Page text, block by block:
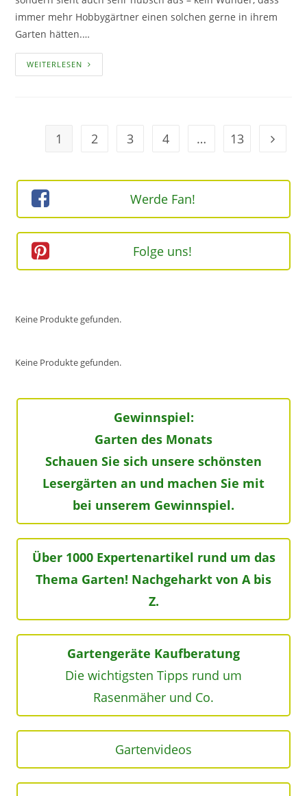
immer mehr Hobbygärtner einen solchen gerne in ihrem
Garten hätten.…
WEITERLESEN DER
LITSCHIBAUM
1 2 3 4 … 13 Geh
Werde Fan!
Folge uns!
Keine Produkte gefunden.
Keine Produkte gefunden.
Gewinnspiel:
Garten des Monats
Schauen Sie sich unsere schönsten
Lesergärten an und machen Sie mit
bei unserem Gewinnspiel.
Über 1000 Expertenartikel rund um das
Thema Garten! Nachgeharkt von A bis
Z.
Gartengeräte Kaufberatung
Die wichtigsten Tipps rund um
Rasenmäher und Co.
Gartenvideos